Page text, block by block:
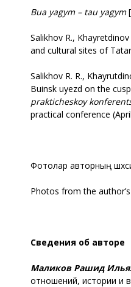
Bua yagym – tau yagym
Salikhov R., Khаyretdinov
and cultural sites of
Salikhov R. R.,
Buinsk uyezd on the
prakticheskoy
practical conference
Фотолар авторның
Photos from the
Сведения об авторе
Маликов Рашид
отношений, истории и